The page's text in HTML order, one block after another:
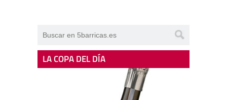
LA COPA DEL DÍA